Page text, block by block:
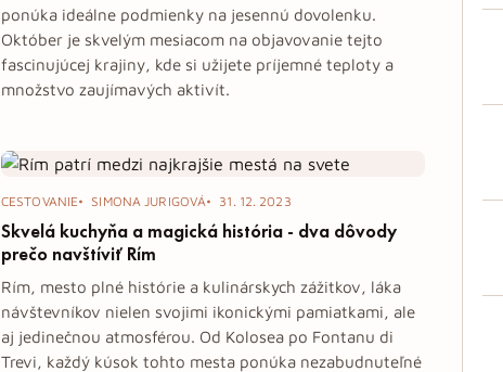
ponúka ideálne podmienky na jesennú dovolenku.
Október je skvelým mesiacom na objavovanie tejto
fascinujúcej krajiny, kde si užijete príjemné teploty a
množstvo zaujímavých aktivít.
CESTOVANIE SIMONA JURIGOVÁ 31. 12. 2023
Skvelá kuchyňa a magická história - dva dôvody
prečo navštíviť Rím
Rím, mesto plné histórie a kulinárskych zážitkov, láka
návštevníkov nielen svojimi ikonickými pamiatkami, ale
aj jedinečnou atmosférou. Od Kolosea po Fontanu di
Trevi, každý kúsok tohto mesta ponúka nezabudnuteľné